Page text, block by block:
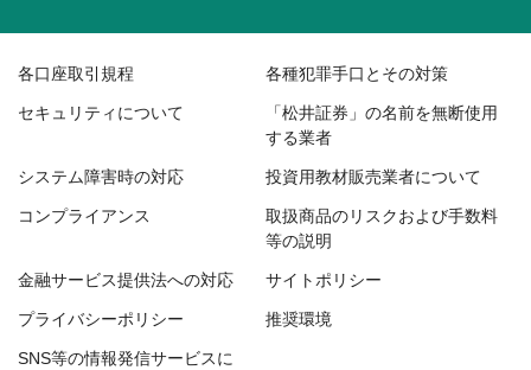
各口座取引規程 各種犯罪手口とその対策
セキュリティについて
「松井証券」の名前を無断使用
する業者
システム障害時の対応 投資用教材販売業者について
コンプライアンス
取扱商品のリスクおよび手数料
等の説明
金融サービス提供法への対応 サイトポリシー
プライバシーポリシー 推奨環境
SNS等の情報発信サービスに